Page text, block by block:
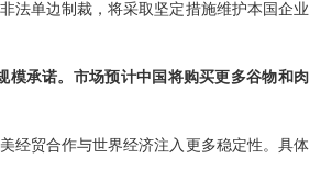
法单边制裁，将采取坚定措施维护本国企业
模承诺。市场预计中国将购买更多谷物和肉
经贸合作与世界经济注入更多稳定性。具体